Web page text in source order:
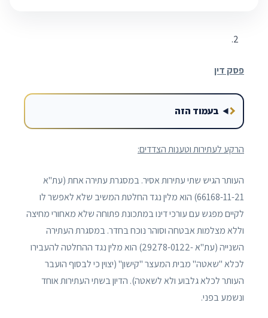
פסק דין
בעמוד הזה
הרקע לעתירות וטענות הצדדים:
העותר הגיש שתי עתירות אסיר. במסגרת עתירה אחת (עת"א
66168-11-21) הוא מלין נגד החלטת המשיב שלא לאפשר לו
לקיים מפגש עם עורכי דינו במתכונת פתוחה שלא מאחורי מחיצה
וללא מצלמות אבטחה וסוהר נוכח בחדר. במסגרת העתירה
השנייה (עת"א -29278-0122) הוא מלין נגד ההחלטה להעבירו
לכלא "שאטה" מבית המעצר "קישון" (יצוין כי לבסוף הועבר
העותר לכלא גלבוע ולא לשאטה). הדיון בשתי העתירות אוחד
ונשמע בפני.